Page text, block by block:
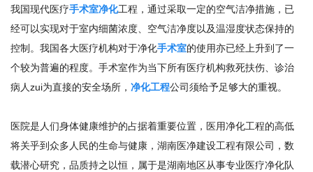
我国现代医疗手术室净化工程，通过采取一定的空气洁净措施，已
经可以实现对于室内细菌浓度、空气洁净度以及温湿度状态保持的
控制。我国各大医疗机构对于净化手术室的使用亦已经上升到了一
个较为普遍的程度。手术室作为当下所有医疗机构救死扶伤、诊治
病人zui为直接的安全场所， 净化工程公司须给予足够大的重视。
医院是人们身体健康维护的占据着重要位置，医用净化工程的高低
将关乎到众多人民的生命与健康， 湖南医净建设工程有限公司 ，数
载潜心研究，品质持之以恒，属于是湖南地区从事专业医疗净化队